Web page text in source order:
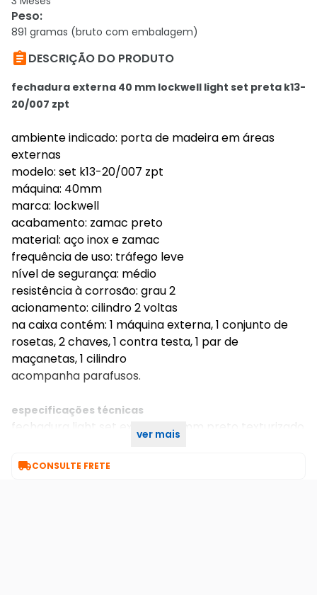
Peso:
891 gramas (bruto com embalagem)
DESCRIÇÃO DO PRODUTO
fechadura externa 40 mm lockwell light set preta k13-
20/007 zpt
ambiente indicado: porta de madeira em áreas
externas
modelo: set k13-20/007 zpt
máquina: 40mm
marca: lockwell
acabamento: zamac preto
material: aço inox e zamac
frequência de uso: tráfego leve
nível de segurança: médio
resistência à corrosão: grau 2
acionamento: cilindro 2 voltas
na caixa contém: 1 máquina externa, 1 conjunto de
rosetas, 2 chaves, 1 contra testa, 1 par de
maçanetas, 1 cilindro
acompanha parafusos.
especificações técnicas
fechadura light set externa 40mm preto texturizado
ver mais
CONSULTE FRETE